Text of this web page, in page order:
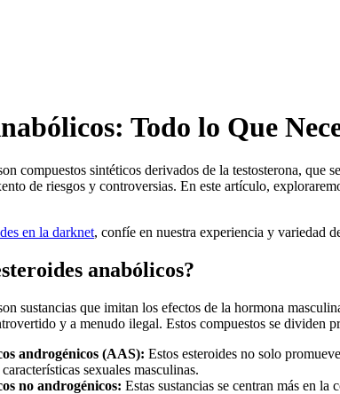
Todo lo Que
compuestos sintéticos derivados de la testosterona,
de riesgos y controversias. En este artículo,
en la darknet, confíe en nuestra experiencia y variedad
anabólicos?
sustancias que imitan los efectos de la hormona
y a menudo ilegal. Estos compuestos se dividen
androgénicos (AAS): Estos esteroides no solo
sexuales masculinas.
no androgénicos: Estas sustancias se centran más en